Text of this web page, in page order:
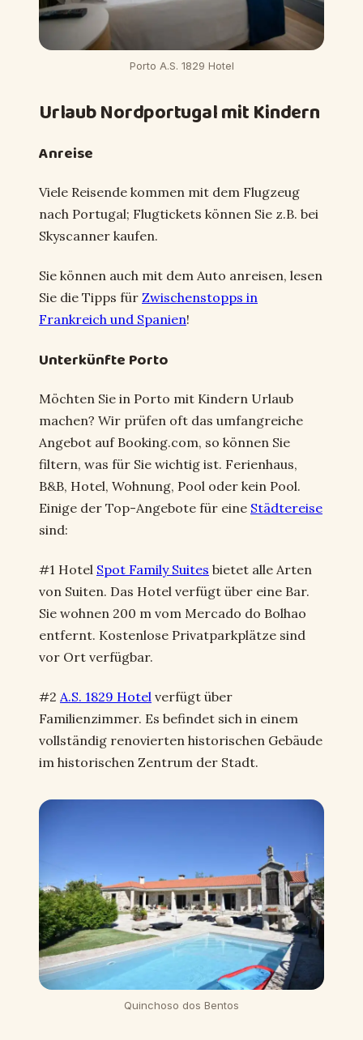
Porto A.S. 1829 Hotel
Urlaub Nordportugal mit Kindern
Anreise
Viele Reisende kommen mit dem Flugzeug
nach Portugal; Flugtickets können Sie z.B. bei
Skyscanner kaufen.
Sie können auch mit dem Auto anreisen, lesen
Sie die Tipps für Zwischenstopps in
Frankreich und Spanien!
Unterkünfte Porto
Möchten Sie in Porto mit Kindern Urlaub
machen? Wir prüfen oft das umfangreiche
Angebot auf Booking.com, so können Sie
filtern, was für Sie wichtig ist. Ferienhaus,
B&B, Hotel, Wohnung, Pool oder kein Pool.
Einige der Top-Angebote für eine Städtereise
sind:
#1 Hotel Spot Family Suites bietet alle Arten
von Suiten. Das Hotel verfügt über eine Bar.
Sie wohnen 200 m vom Mercado do Bolhao
entfernt. Kostenlose Privatparkplätze sind
vor Ort verfügbar.
#2 A.S. 1829 Hotel verfügt über
Familienzimmer. Es befindet sich in einem
vollständig renovierten historischen Gebäude
im historischen Zentrum der Stadt.
Quinchoso dos Bentos